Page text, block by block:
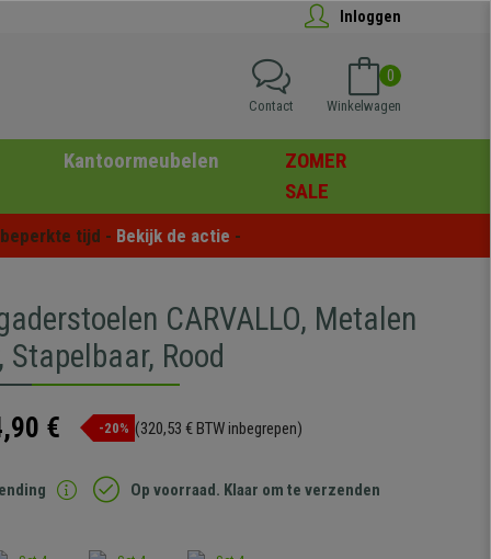
Inloggen
0
Winkelwagen
Contact
Kantoormeubelen
ZOMER
SALE
tijd - Bekijk de actie -
CARVALLO, Metalen
Rood
€ -20% (320,53 € BTW inbegrepen)
Op voorraad. Klaar om te verzenden